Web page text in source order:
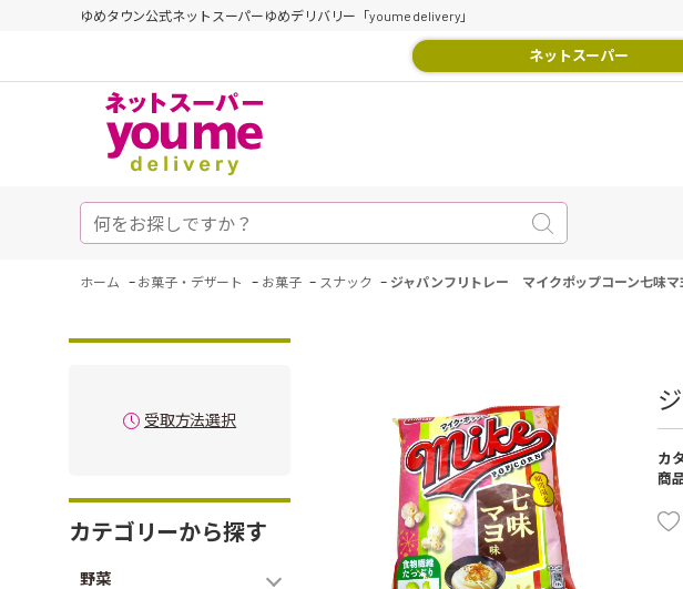
ゆめタウン公式ネットスーパーゆめデリバリー「youme delivery」
ネットスーパー
ホーム - お菓子・デザート - お菓子 - スナック - ジャパンフリトレー マイクポップコーン七味
受取方法選択
カテゴリーから探す
野菜
カ
商